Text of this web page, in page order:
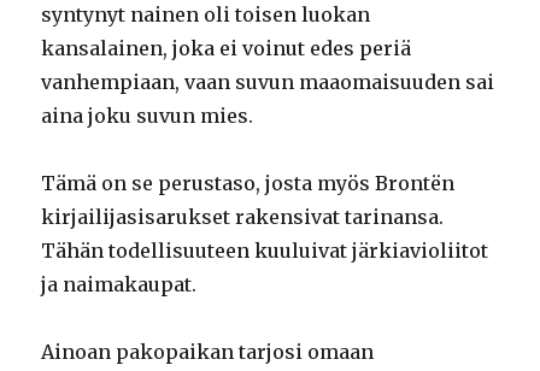
syntynyt nainen oli toisen luokan
kansalainen, joka ei voinut edes periä
vanhempiaan, vaan suvun maaomaisuuden sai
aina joku suvun mies.
Tämä on se perustaso, josta myös Brontën
kirjailijasisarukset rakensivat tarinansa.
Tähän todellisuuteen kuuluivat järkiavioliitot
ja naimakaupat.
Ainoan pakopaikan tarjosi omaan